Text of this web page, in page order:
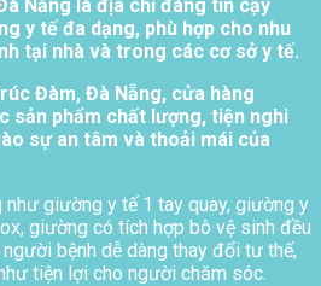
Nẵng là địa chỉ đáng tin cậy
y tế đa dạng, phù hợp cho nhu
tại nhà và trong các cơ sở y tế.
Đàm, Đà Nẵng, cửa hàng
sản phẩm chất lượng, tiện nghi
sự an tâm và thoải mái của
giường y tế 1 tay quay, giường y
giường có tích hợp bô vệ sinh đều
bệnh dễ dàng thay đổi tư thế,
tiện lợi cho người chăm sóc.